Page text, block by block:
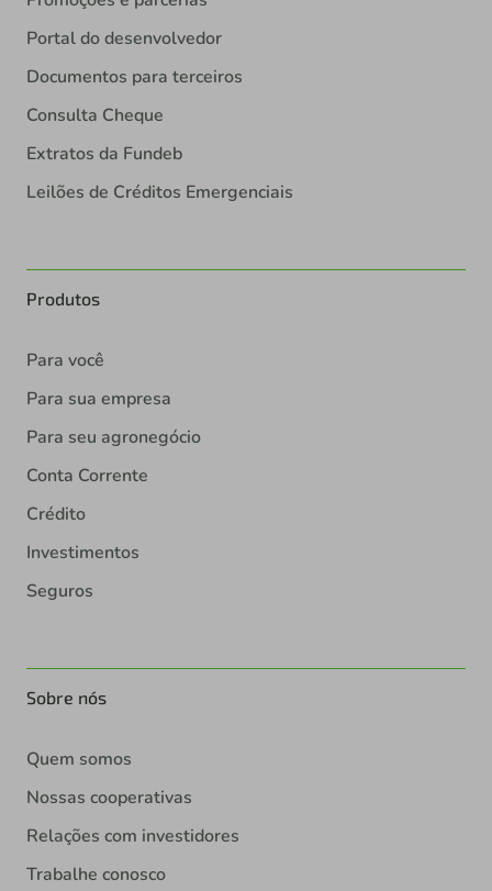
Portal do desenvolvedor
Documentos para terceiros
Consulta Cheque
Extratos da Fundeb
Leilões de Créditos Emergenciais
Produtos
Para você
Para sua empresa
Para seu agronegócio
Conta Corrente
Crédito
Investimentos
Seguros
Sobre nós
Quem somos
Nossas cooperativas
Relações com investidores
Trabalhe conosco